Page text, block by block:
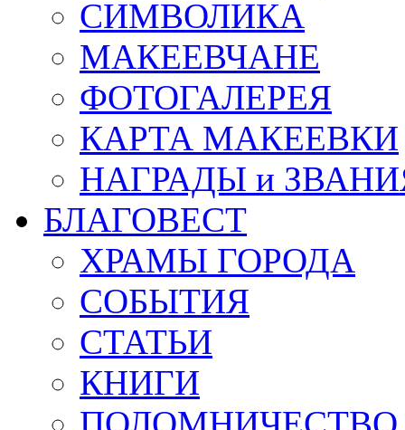
СИМВОЛИКА
МАКЕЕВЧАНЕ
ФОТОГАЛЕРЕЯ
КАРТА МАКЕЕВКИ
НАГРАДЫ и
БЛАГОВЕСТ
ХРАМЫ ГОРОДА
СОБЫТИЯ
СТАТЬИ
КНИГИ